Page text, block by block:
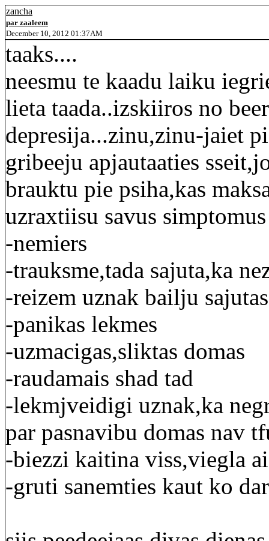
zancha
par zaaleem
December 10, 2012 01:37AM
taaks....
neesmu te kaadu laiku
lieta taada..izskiiros no
depresija...zinu,zinu-jaiet
gribeeju apjautaaties
brauktu pie psiha,kas
uzraxtiisu savus simptomus
-nemiers
-trauksme,tada sajuta,ka
-reizem uznak bailju sajutas
-panikas lekmes
-uzmacigas,sliktas domas
-raudamais shad tad
-lekmjveidigi uznak,ka
par pasnavibu domas nav
-biezzi kaitina viss,viegla
-gruti sanemties kaut ko